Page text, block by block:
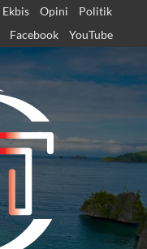
Ekbis Opini
Politik
Facebook YouTube